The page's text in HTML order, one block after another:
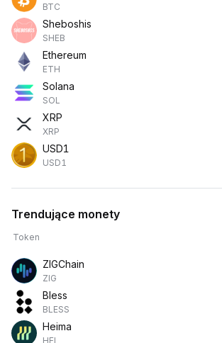
BTC
Sheboshis
SHEB
Ethereum
ETH
Solana
SOL
XRP
XRP
USD1
USD1
Trendujące monety
Token
ZIGChain
ZIG
Bless
BLESS
Heima
HEI